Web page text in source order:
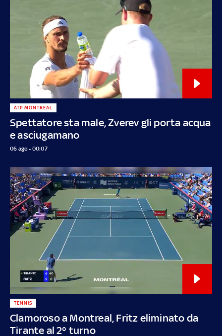
Spettatore sta male, Zverev gli porta acqua
e asciugamano
ATP MONTREAL
06 ago - 00:07
Clamoroso a Montreal, Fritz eliminato da
Tirante al 2° turno
TENNIS